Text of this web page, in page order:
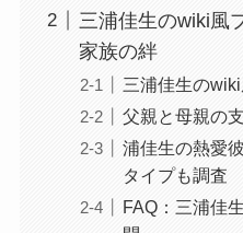
三浦佳生のwiki風
家族の絆
三浦佳生の
父親と母親の
浦佳生の熱愛
タイプも調査
FAQ：三浦佳